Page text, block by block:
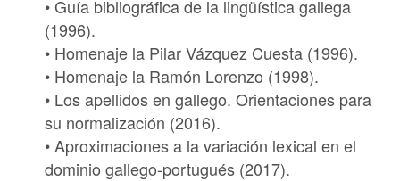
• Guía bibliográfica de la lingüística gallega
(1996).
• Homenaje la Pilar Vázquez Cuesta (1996).
• Homenaje la Ramón Lorenzo (1998).
• Los apellidos en gallego. Orientaciones para
su normalización (2016).
• Aproximaciones a la variación lexical en el
dominio gallego-portugués (2017).